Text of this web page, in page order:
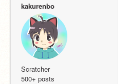
kakurenbo
Scratcher
500+ posts